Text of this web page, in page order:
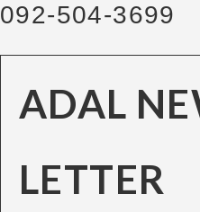
092-504-3699
ADAL
LETTER